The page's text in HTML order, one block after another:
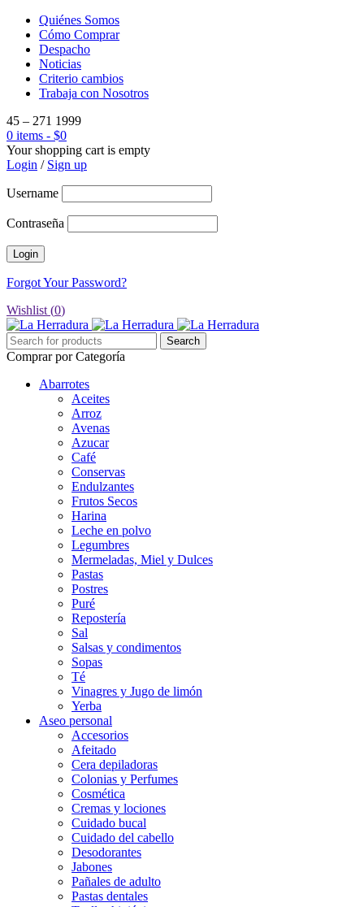
Quiénes Somos
Cómo Comprar
Despacho
Noticias
Criterio cambios
Trabaja con Nosotros
45 – 271 1999
0 items - $0
Your shopping cart is empty
Login / Sign up
Username
Contraseña
Forgot Your Password?
Wishlist (0)
Comprar por Categoría
Abarrotes
Aceites
Arroz
Avenas
Azucar
Café
Conservas
Endulzantes
Frutos Secos
Harina
Leche en polvo
Legumbres
Mermeladas, Miel y Dulces
Pastas
Postres
Puré
Repostería
Sal
Salsas y condimentos
Sopas
Té
Vinagres y Jugo de limón
Yerba
Aseo personal
Accesorios
Afeitado
Cera depiladoras
Colonias y Perfumes
Cosmética
Cremas y lociones
Cuidado bucal
Cuidado del cabello
Desodorantes
Jabones
Pañales de adulto
Pastas dentales